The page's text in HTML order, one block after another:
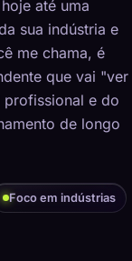
até uma
sua indústria e
me chama, é
que vai "ver
e do
de longo
Foco em indústrias